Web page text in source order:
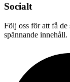
Socialt
Följ oss för att få de
spännande innehåll.